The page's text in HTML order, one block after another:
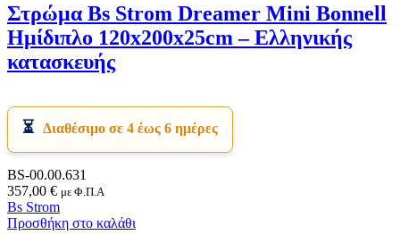
Στρώμα Bs Strom Dreamer Mini Bonnell
Ημίδιπλο 120x200x25cm – Ελληνικής
κατασκευής
Διαθέσιμο σε 4 έως 6 ημέρες
BS-00.00.631
357,00 € με Φ.Π.Α
Bs Strom
Προσθήκη στο καλάθι